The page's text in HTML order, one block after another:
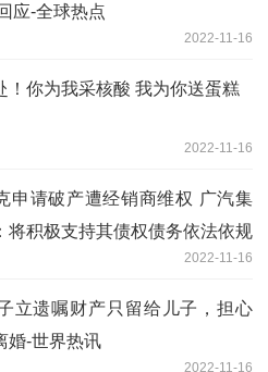
应-全球热点
2022-11-16
！你为我采核酸 我为你送蛋糕
2022-11-16
申请破产遭经销商维权 广汽集
将积极支持其债权债务依法依规
2022-11-16
立遗嘱财产只留给儿子，担心
婚-世界热讯
2022-11-16